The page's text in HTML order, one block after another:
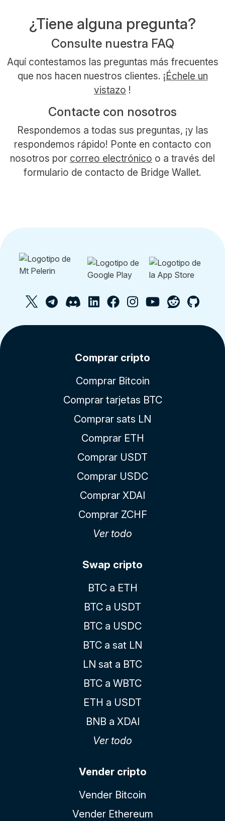
¿Tiene alguna pregunta?
Consulte nuestra FAQ
Aquí contestamos las preguntas más frecuentes
que nos hacen nuestros clientes. ¡Échele un
vistazo !
Contacte con nosotros
Respondemos a todas sus preguntas, ¡y las
respondemos rápido! Ponte en contacto con
nosotros por correo electrónico o a través del
formulario de contacto de Bridge Wallet.
Comprar cripto
Comprar Bitcoin
Comprar tarjetas BTC
Comprar sats LN
Comprar ETH
Comprar USDT
Comprar USDC
Comprar XDAI
Comprar ZCHF
Ver todo
Swap cripto
BTC a ETH
BTC a USDT
BTC a USDC
BTC a sat LN
LN sat a BTC
BTC a WBTC
ETH a USDT
BNB a XDAI
Ver todo
Vender cripto
Vender Bitcoin
Vender Ethereum